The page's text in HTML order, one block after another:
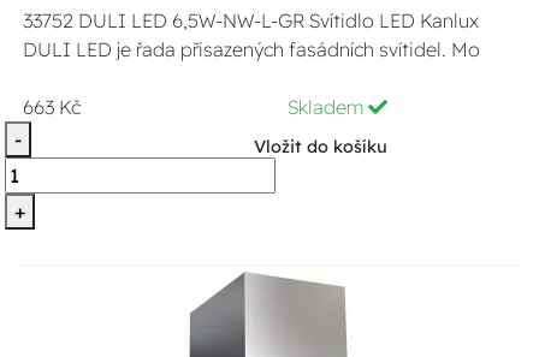
33752 DULI LED 6,5W-NW-L-GR Svítidlo LED Kanlux
DULI LED je řada přisazených fasádních svítidel. Mo
663 Kč
Skladem
-
+
Vložit do košíku